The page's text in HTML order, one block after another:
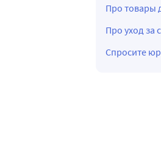
Про товары
Про уход за
Спросите